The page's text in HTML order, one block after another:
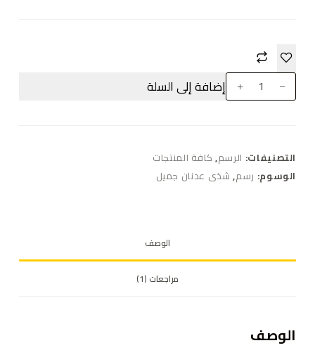
إضافة إلى السلة
التصنيفات: الرسم, كافة المنتجات
الوسوم: رسم, شذى عدنان جميل
الوصف
مراجعات (1)
الوصف